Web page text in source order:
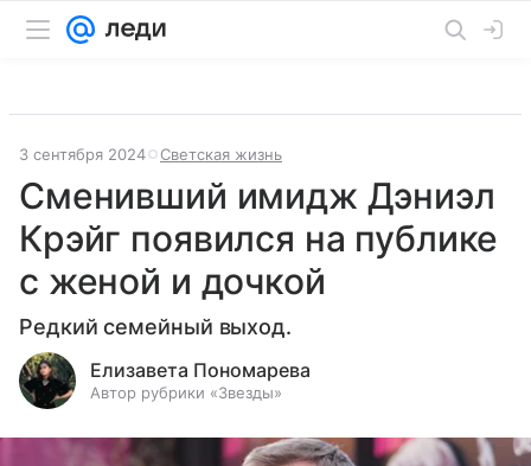
3 сентября 2024 Светская жизнь
Сменивший имидж Дэниэл
Крэйг появился на публике
с женой и дочкой
Редкий семейный выход.
Елизавета Пономарева
Автор рубрики «Звезды»